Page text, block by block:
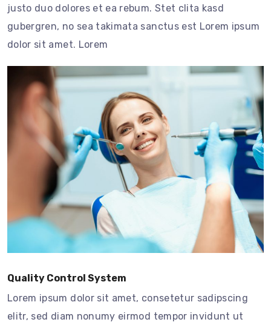
justo duo dolores et ea rebum. Stet clita kasd
gubergren, no sea takimata sanctus est Lorem ipsum
dolor sit amet. Lorem
Quality Control System
Lorem ipsum dolor sit amet, consetetur sadipscing
elitr, sed diam nonumy eirmod tempor invidunt ut